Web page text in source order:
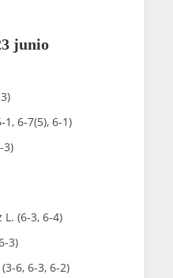
junio
6-7(5), 6-1)
3)
(6-3, 6-4)
3)
6, 6-3, 6-2)